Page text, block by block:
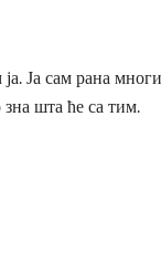
Ја сам рана
зна шта ће са тим.